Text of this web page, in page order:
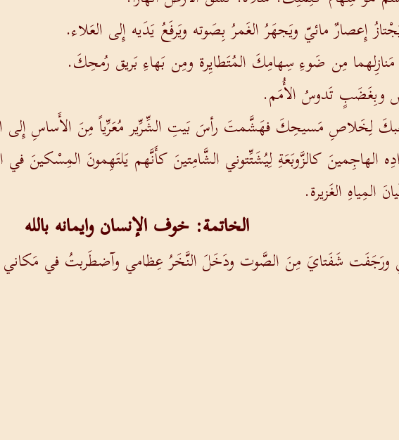
إِعصارٌ مائيّ ويَجهَرُ الغَمرُ بِصَوته ويَرفَعُ يَدَيه إِلى العَلاء.
مِن ضَوءِ سِهامِكَ المُتَطايِرة ومِن بَهاءِ بَريق رُمحِكَ.
وبِغَضَبٍ تَدوسُ الأُمَم.
لِخَلاصِ مَسيحِكَ فهَشَّمتَ رأسَ بَيتِ الشِّرِّير مُعَرِّياً مِنَ الأَساسِ
كالزَّوبَعَةِ لِيُشَتِّتوني الشَّامِتينَ كأَنَّهم يَلتَهِمونَ المِسْكينَ في
الغَزيرة.
الخاتمة: خوف الإنسان وايمانه بالله
شَفَتايَ مِنَ الصَّوت ودَخَلَ النَّخَرُ عِظامي وآضطَربتُ في مَكاني